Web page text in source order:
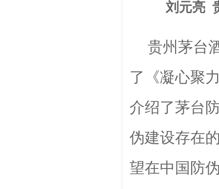
刘元亮
贵州茅台
了《凝心聚
介绍了茅台
伪建设存在
望在中国防